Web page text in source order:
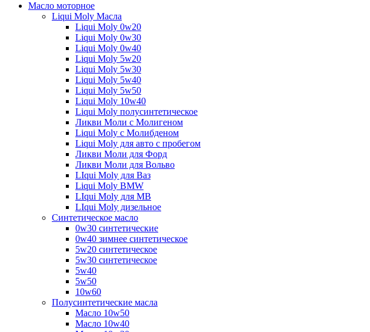
Масло моторное
Liqui Moly Масла
Liqui Moly 0w20
Liqui Moly 0w30
Liqui Moly 0w40
Liqui Moly 5w20
Liqui Moly 5w30
Liqui Moly 5w40
Liqui Moly 5w50
Liqui Moly 10w40
Liqui Moly полусинтетическое
Ликви Моли с Молигеном
Liqui Moly с Молибденом
Liqui Moly для авто с пробегом
Ликви Моли для Форд
Ликви Моли для Вольво
LIqui Moly для Ваз
Liqui Moly BMW
LIqui Moly для MB
LIqui Moly дизельное
Синтетическое масло
0w30 синтетические
0w40 зимнее синтетическое
5w20 синтетическое
5w30 синтетическое
5w40
5w50
10w60
Полусинтетические масла
Масло 10w50
Масло 10w40